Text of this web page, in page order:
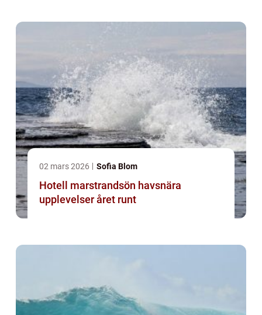
02 mars 2026 Sofia Blom
Hotell marstrandsön havsnära
upplevelser året runt